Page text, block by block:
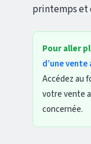
printemps et
Pour aller
d’une
Accédez au
votre vente
concernée.